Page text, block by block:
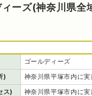
ーズ(神奈川県全
ゴールディーズ
)
神奈川県平塚市内に実
ス)
神奈川県平塚市内に実